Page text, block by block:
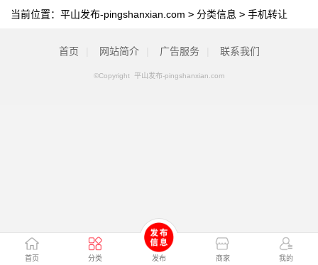
首页 分类 发布 商家 我的
当前位置： 平山发布-pingshanxian.com > 分类信息 > 手机转让
首页 网站简介 广告服务 联系我们
©Copyright 平山发布-pingshanxian.com